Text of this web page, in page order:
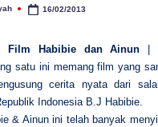
16/02/2013
Film Habibie dan Ainun |
satu ini memang film yang
cerita nyata dari
Indonesia B.J Habibie.
& Ainun ini telah banyak